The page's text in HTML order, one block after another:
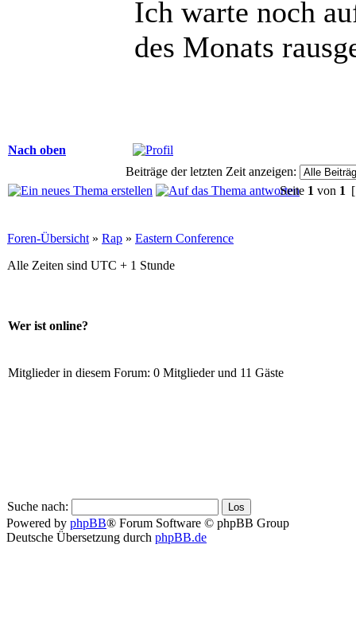
Ich warte noch
des Monats
Nach oben
Beiträge der letzten Zeit anzeigen:
Seite 1 von 1
Foren-Übersicht » Rap » Eastern Conference
Alle Zeiten sind UTC + 1 Stunde
Wer ist online?
Mitglieder in diesem Forum: 0 Mitglieder und 11 Gäste
Suche nach:
Powered by phpBB® Forum Software © phpBB Group
Deutsche Übersetzung durch phpBB.de